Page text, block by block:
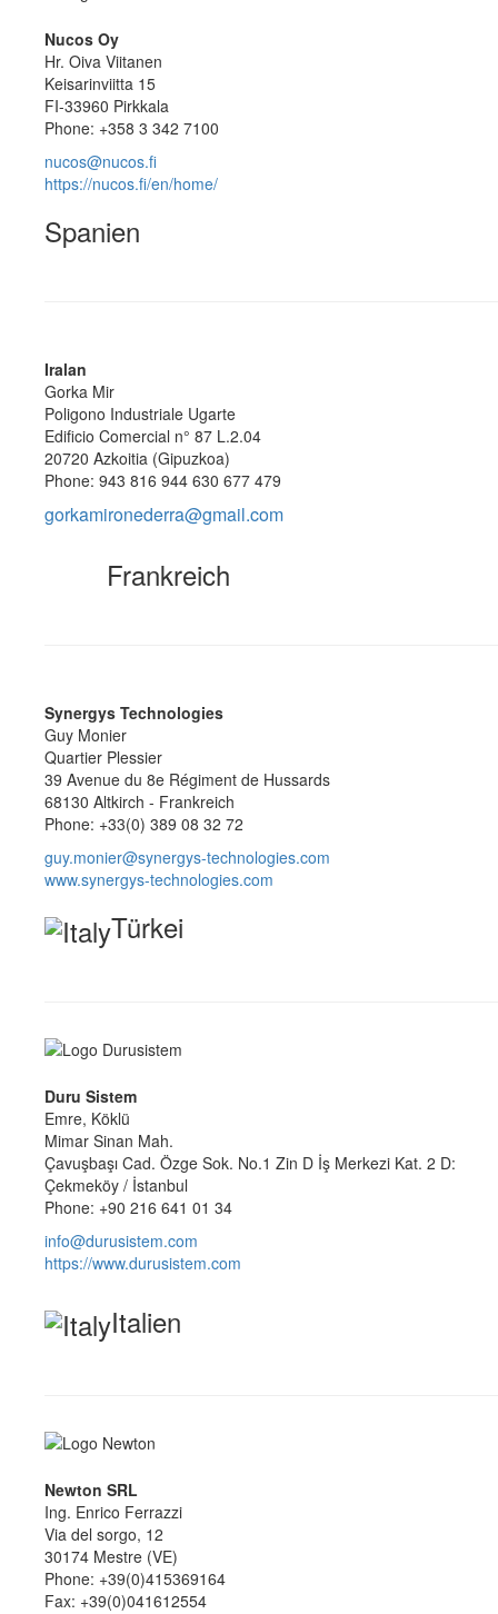
Nucos Oy
Hr. Oiva Viitanen
Keisarinviitta 15
FI-33960 Pirkkala
Phone: +358 3 342 7100
nucos@nucos.fi
https://nucos.fi/en/home/
Spanien
Iralan
Gorka Mir
Poligono Industriale Ugarte
Edificio Comercial n° 87 L.2.04
20720 Azkoitia (Gipuzkoa)
Phone: 943 816 944 630 677 479
gorkamironederra@gmail.com
Frankreich
Synergys Technologies
Guy Monier
Quartier Plessier
39 Avenue du 8e Régiment de Hussards
68130 Altkirch - Frankreich
Phone: +33(0) 389 08 32 72
guy.monier@synergys-technologies.com
www.synergys-technologies.com
Türkei
Duru Sistem
Emre, Köklü
Mimar Sinan Mah.
Çavuşbaşı Cad. Özge Sok. No.1 Zin D İş Merkezi Kat. 2 D:
Çekmeköy / İstanbul
Phone: +90 216 641 01 34
info@durusistem.com
https://www.durusistem.com
Italien
Newton SRL
Ing. Enrico Ferrazzi
Via del sorgo, 12
30174 Mestre (VE)
Phone: +39(0)415369164
Fax: +39(0)041612554